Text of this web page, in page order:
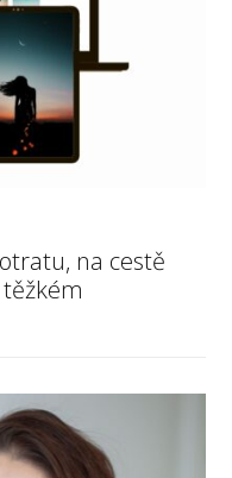
na cestě